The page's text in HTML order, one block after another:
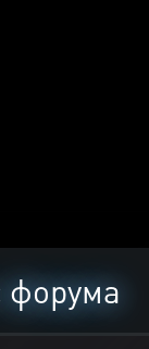
форума